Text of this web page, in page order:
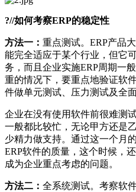
?//如何考察ERP的稳定性
方法一： 重点测试。ERP产品
能完全适应于某个行业，但它
务，而且企业实施ERP周期一
重的情况下，要重点地验证软
件做单元测试、压力测试及全面
企业在没有使用软件前很难测
一般都比较忙，无论甲方还是
少精力做支持。通过这一个月
ERP软件的质量，这个时候，
成为企业重点考虑的问题。
方法二： 全系统测试。考察软